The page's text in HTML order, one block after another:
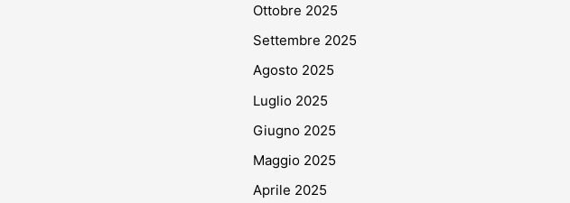
Ottobre 2025
Settembre 2025
Agosto 2025
Luglio 2025
Giugno 2025
Maggio 2025
Aprile 2025